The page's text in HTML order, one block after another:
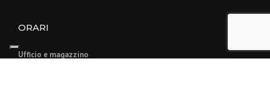
ORARI
Ufficio e magazzino